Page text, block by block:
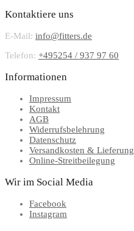
Kontaktiere uns
E-Mail: info@fitters.de
Telefon: +495254 / 937 97 60
Informationen
Impressum
Kontakt
AGB
Widerrufsbelehrung
Datenschutz
Versandkosten & Lieferung
Online-Streitbeilegung
Wir im Social Media
Facebook
Instagram